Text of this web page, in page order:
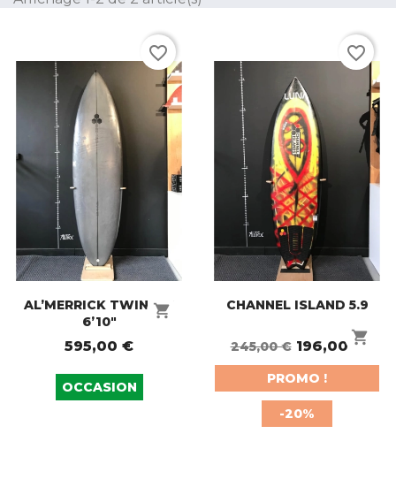
shopping_cart
AL’MERRICK TWIN PIN
6’10"
595,00 €
OCCASION
favorite_border
shopping_cart
CHANNEL ISLAND 5.9
245,00 € 196,00 €
PROMO !
-20%
favorite_border